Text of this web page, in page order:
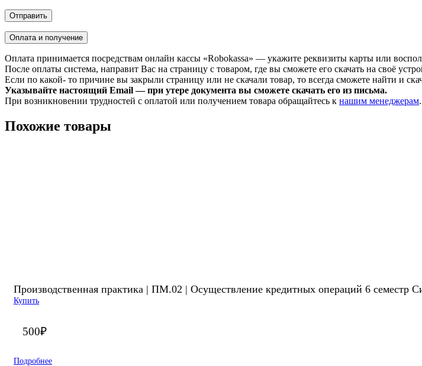
Оплата и получение
Оплата принимается посредствам онлайн кассы «Robokassa» — укажите реквизиты карты или
После оплаты система, направит Вас на страницу с товаром, где вы сможете его скачать на своё
Если по какой- то причине вы закрыли страницу или не скачали товар, то всегда сможете найти и
Указывайте настоящий Email — при утере документа вы сможете скачать его из письма.
При возникновении трудностей с оплатой или получением товара обращайтесь к нашим менеджерам
Похожие товары
Производственная практика | ПМ.02 | Осуществление кредитных операций 6 семестр
Купить
500₽
Подробнее